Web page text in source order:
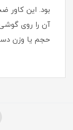
بود‏.‏ این کاور
آن را روی گوشی
حجم یا وزن